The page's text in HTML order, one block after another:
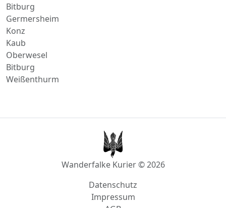
Bitburg
Germersheim
Konz
Kaub
Oberwesel
Bitburg
Weißenthurm
Wanderfalke Kurier © 2026
Datenschutz
Impressum